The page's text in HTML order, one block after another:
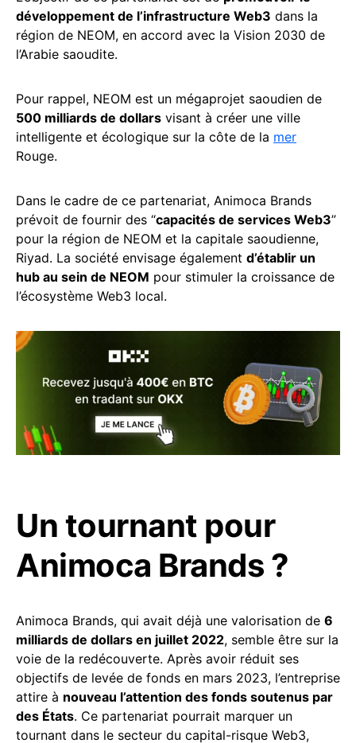
développement de l’infrastructure Web3 dans la
région de NEOM, en accord avec la Vision 2030 de
l’Arabie saoudite.
Pour rappel, NEOM est un mégaprojet saoudien de
500 milliards de dollars visant à créer une ville
intelligente et écologique sur la côte de la mer
Rouge.
Dans le cadre de ce partenariat, Animoca Brands
prévoit de fournir des “capacités de services Web3”
pour la région de NEOM et la capitale saoudienne,
Riyad. La société envisage également d’établir un
hub au sein de NEOM pour stimuler la croissance de
l’écosystème Web3 local.
Un tournant pour
Animoca Brands ?
Animoca Brands, qui avait déjà une valorisation de 6
milliards de dollars en juillet 2022, semble être sur la
voie de la redécouverte. Après avoir réduit ses
objectifs de levée de fonds en mars 2023, l’entreprise
attire à nouveau l’attention des fonds soutenus par
des États. Ce partenariat pourrait marquer un
tournant dans le secteur du capital-risque Web3,